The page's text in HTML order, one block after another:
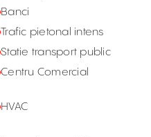
Banci
Trafic pietonal intens
Statie transport public
Centru Comercial
HVAC